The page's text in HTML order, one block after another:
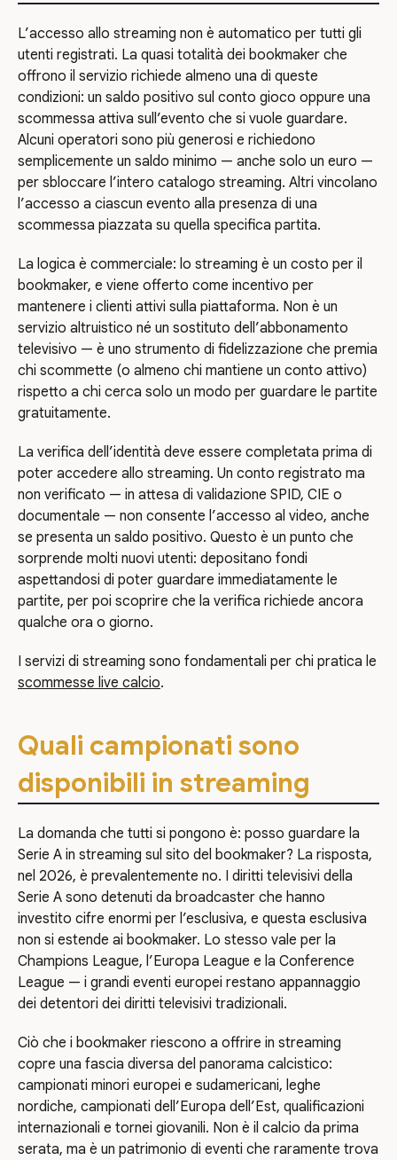
L’accesso allo streaming non è automatico per tutti gli
utenti registrati. La quasi totalità dei bookmaker che
offrono il servizio richiede almeno una di queste
condizioni: un saldo positivo sul conto gioco oppure una
scommessa attiva sull’evento che si vuole guardare.
Alcuni operatori sono più generosi e richiedono
semplicemente un saldo minimo — anche solo un euro —
per sbloccare l’intero catalogo streaming. Altri vincolano
l’accesso a ciascun evento alla presenza di una
scommessa piazzata su quella specifica partita.
La logica è commerciale: lo streaming è un costo per il
bookmaker, e viene offerto come incentivo per
mantenere i clienti attivi sulla piattaforma. Non è un
servizio altruistico né un sostituto dell’abbonamento
televisivo — è uno strumento di fidelizzazione che premia
chi scommette (o almeno chi mantiene un conto attivo)
rispetto a chi cerca solo un modo per guardare le partite
gratuitamente.
La verifica dell’identità deve essere completata prima di
poter accedere allo streaming. Un conto registrato ma
non verificato — in attesa di validazione SPID, CIE o
documentale — non consente l’accesso al video, anche
se presenta un saldo positivo. Questo è un punto che
sorprende molti nuovi utenti: depositano fondi
aspettandosi di poter guardare immediatamente le
partite, per poi scoprire che la verifica richiede ancora
qualche ora o giorno.
I servizi di streaming sono fondamentali per chi pratica le
scommesse live calcio.
Quali campionati sono
disponibili in streaming
La domanda che tutti si pongono è: posso guardare la
Serie A in streaming sul sito del bookmaker? La risposta,
nel 2026, è prevalentemente no. I diritti televisivi della
Serie A sono detenuti da broadcaster che hanno
investito cifre enormi per l’esclusiva, e questa esclusiva
non si estende ai bookmaker. Lo stesso vale per la
Champions League, l’Europa League e la Conference
League — i grandi eventi europei restano appannaggio
dei detentori dei diritti televisivi tradizionali.
Ciò che i bookmaker riescono a offrire in streaming
copre una fascia diversa del panorama calcistico:
campionati minori europei e sudamericani, leghe
nordiche, campionati dell’Europa dell’Est, qualificazioni
internazionali e tornei giovanili. Non è il calcio da prima
serata, ma è un patrimonio di eventi che raramente trova